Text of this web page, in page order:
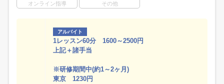
オンライン指導 その他
アルバイト
1レッスン60分 1600～2500円
上記＋諸手当
※研修期間中(約1～2ヶ月)
東京 1230円